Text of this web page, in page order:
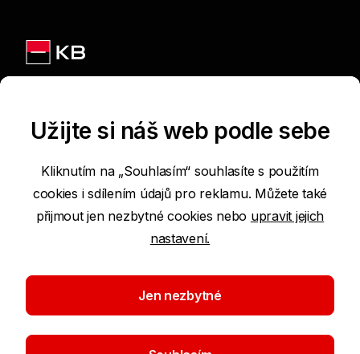
Podmínky používání internetových stránek
Prohlášení o přístupnosti
Ochrana osobních údajů
Užijte si náš web podle sebe
Kliknutím na „Souhlasím“ souhlasíte s použitím
cookies i sdílením údajů pro reklamu. Můžete také
přijmout jen nezbytné cookies nebo upravit jejich
nastavení.
Jen nezbytné